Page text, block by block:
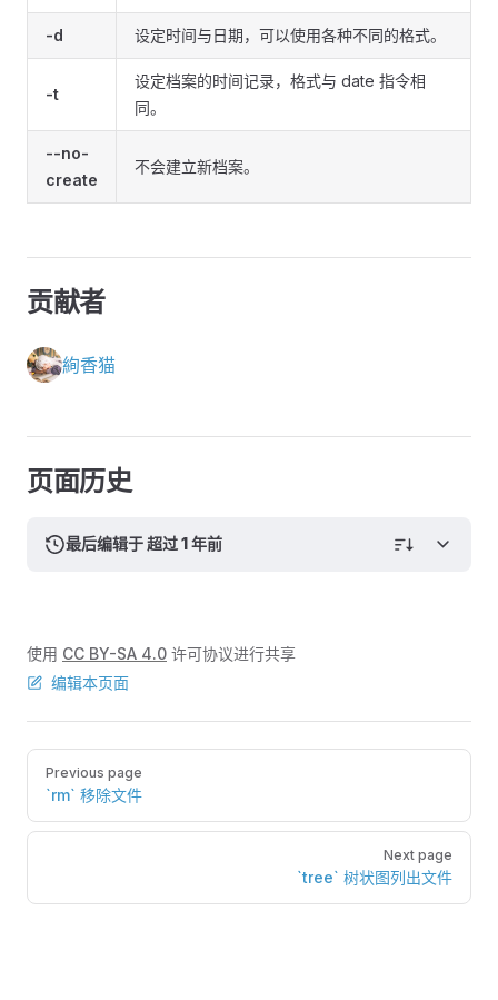
-d 设定时间与日期，可以使用各种不同的格式。
-t
设定档案的时间记录，格式与 date 指令相
同。
--no-
create
不会建立新档案。
贡献者
絢香猫
页面历史
最后编辑于 超过 1 年前
使用 CC BY-SA 4.0 许可协议进行共享
编辑本页面
PagerPrevious page
`rm` 移除文件
Next page
`tree` 树状图列出文件